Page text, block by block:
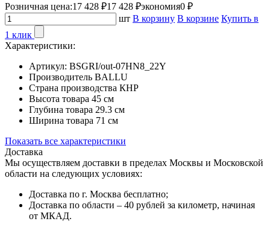
Розничная цена:17 428 ₽17 428 ₽экономия0 ₽
шт В корзину В корзине Купить в
1 клик
Характеристики:
Артикул: BSGRI/out-07HN8_22Y
Производитель BALLU
Страна производства КНР
Высота товара 45 см
Глубина товара 29.3 см
Ширина товара 71 см
Показать все характеристики
Доставка
Мы осуществляем доставки в пределах Москвы и Московской
области на следующих условиях:
Доставка по г. Москва бесплатно;
Доставка по области – 40 рублей за километр, начиная
от МКАД.